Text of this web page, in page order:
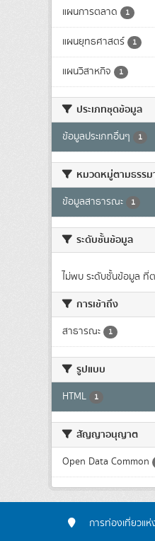
แผนการตลาด 1
แผนยุทธศาสตร์ 1
แผนวิสาหกิจ 1
ประเภทชุดข้อมูล
ข้อมูลประเภทอื่นๆ 1
หมวดหมู่ตามธรร
ข้อมูลสาธารณะ 1
ระดับชั้นข้อมูล
ไม่พบ ระดับชั้นข้อมูล ที่
การเข้าถึง
สาธารณะ 1
รูปแบบ
HTML 1
สัญญาอนุญาต
Open Data Common
การท่องเที่ยวแ